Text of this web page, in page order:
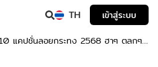
TH
เข้าสู่ระบบ
แคปชั่นลอยกระทง 2568 ฮาๆ ตลกๆ
รบ!